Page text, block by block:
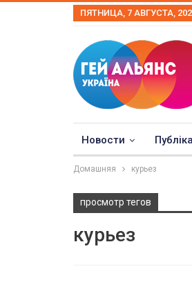
ПЯТНИЦА, 7 АВГУСТА,
Новости
Домашняя курьез
просмотр тегов
курьез